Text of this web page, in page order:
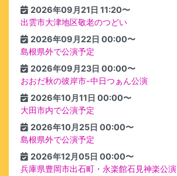
2026年09月21日 11:20〜
出雲市大津地区敬老のつどい
2026年09月22日 00:00〜
島根県外で公演予定
2026年09月23日 00:00〜
おおだ秋の彼岸市-中日つぁん公演
2026年10月11日 00:00〜
大田市内で公演予定
2026年10月25日 00:00〜
島根県外で公演予定
2026年12月05日 00:00〜
兵庫県豊岡市出石町・永楽館石見神楽公演